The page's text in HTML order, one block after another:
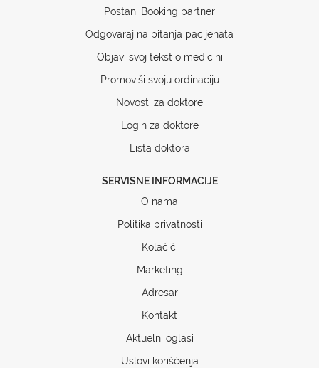
Postani Booking partner
Odgovaraj na pitanja pacijenata
Objavi svoj tekst o medicini
Promoviši svoju ordinaciju
Novosti za doktore
Login za doktore
Lista doktora
SERVISNE INFORMACIJE
O nama
Politika privatnosti
Kolačići
Marketing
Adresar
Kontakt
Aktuelni oglasi
Uslovi korišćenja